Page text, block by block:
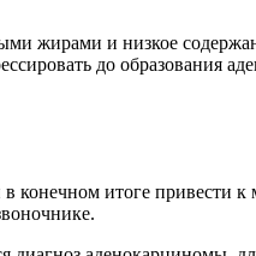
жирами и низкое
до образования
конечном итоге